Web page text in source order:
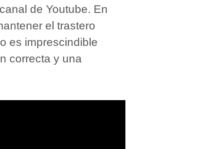
de Youtube. En
el trastero
es imprescindible
correcta y una